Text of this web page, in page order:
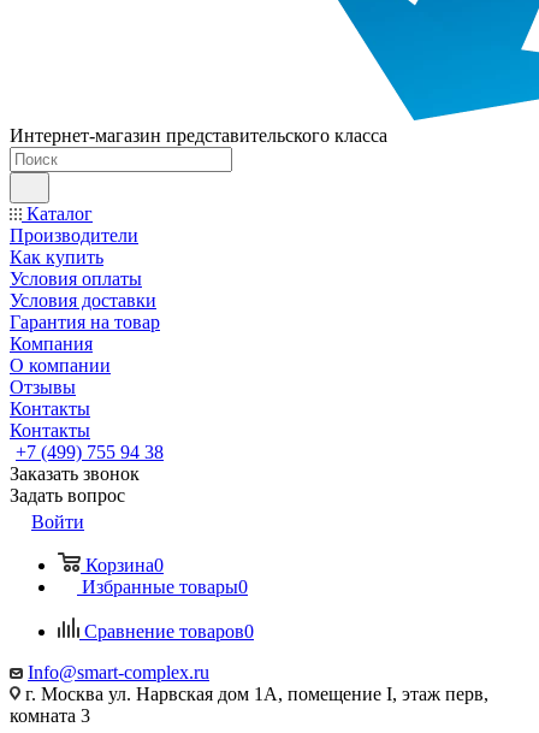
Интернет-магазин представительского класса
Каталог
Производители
Как купить
Условия оплаты
Условия доставки
Гарантия на товар
Компания
О компании
Отзывы
Контакты
Контакты
+7 (499) 755 94 38
Заказать звонок
Задать вопрос
Войти
Корзина0
Избранные товары0
Сравнение товаров0
Info@smart-complex.ru
г. Москва ул. Нарвская дом 1А, помещение I, этаж перв,
комната 3